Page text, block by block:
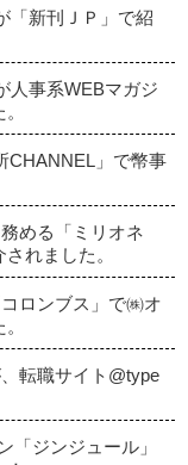
「新刊ＪＰ」で紹
事系WEBマガジ
」で幣事
める「ミリオネ
れました。
ロンブス」で㈱オ
転職サイト@type
ジンジュール」